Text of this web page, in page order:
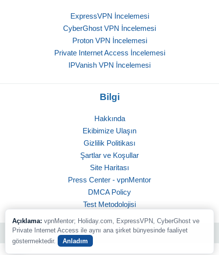
ExpressVPN İncelemesi
CyberGhost VPN İncelemesi
Proton VPN İncelemesi
Private Internet Access İncelemesi
IPVanish VPN İncelemesi
Bilgi
Hakkında
Ekibimize Ulaşın
Gizlilik Politikası
Şartlar ve Koşullar
Site Haritası
Press Center - vpnMentor
DMCA Policy
Test Metodolojisi
© 2026 vpnMentor | Tüm Hakları Saklıdır
Açıklama: vpnMentor; Holiday.com, ExpressVPN, CyberGhost ve
Private Internet Access ile aynı ana şirket bünyesinde faaliyet
göstermektedir.
Anladım